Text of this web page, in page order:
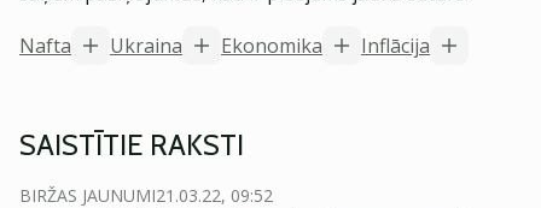
Nafta
Ukraina Ekonomika Inflācija
SAISTĪTIE RAKSTI
BIRŽAS JAUNUMI21.03.22, 09:52